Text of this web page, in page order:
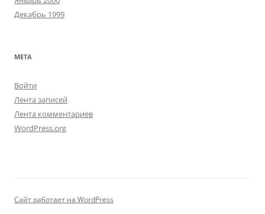
Декабрь 1999
МЕТА
Войти
Лента записей
Лента комментариев
WordPress.org
Сайт работает на WordPress